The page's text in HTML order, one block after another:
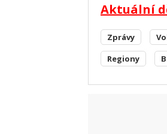
Aktuální
Zprávy
Regiony